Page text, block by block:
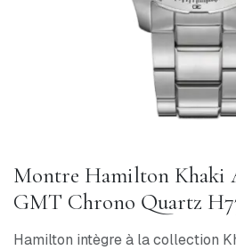
Montre Hamilton Khaki
GMT Chrono Quartz
Hamilton intègre à la collection